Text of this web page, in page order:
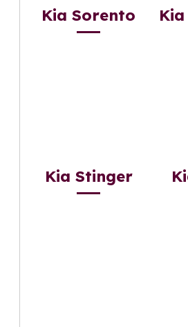
Kia Sorento
Kia Stinger